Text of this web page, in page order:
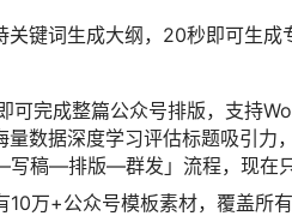
键词生成大纲，20秒即可生成
可完成整篇公众号排版，支持
量数据深度学习评估标题吸引
稿—排版—群发」流程，现在
10万+公众号模板素材，覆盖所